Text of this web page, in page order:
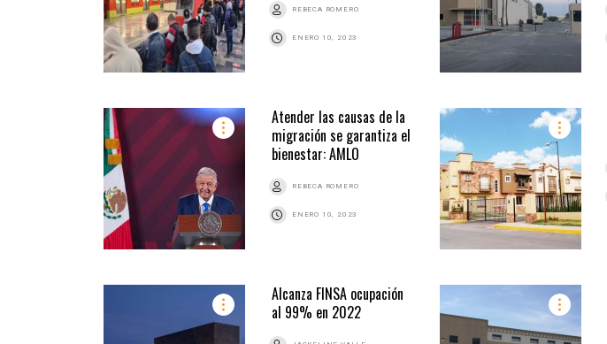
REBECA ROMERO
ENERO 10, 2023
Atender las causas de la
migración se garantiza el
bienestar: AMLO
REBECA ROMERO
ENERO 10, 2023
Alcanza FINSA ocupación
al 99% en 2022